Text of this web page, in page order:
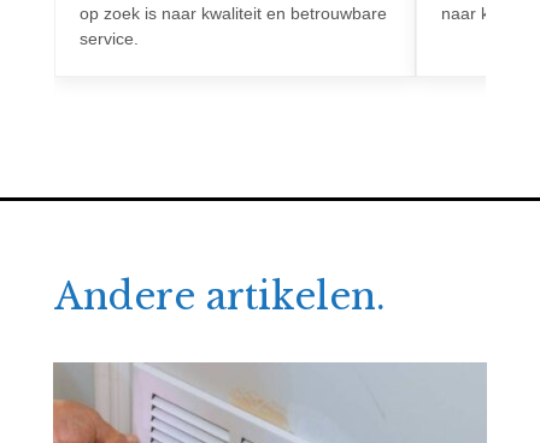
op zoek is naar kwaliteit en betrouwbare
service.
naar
Andere artikelen.